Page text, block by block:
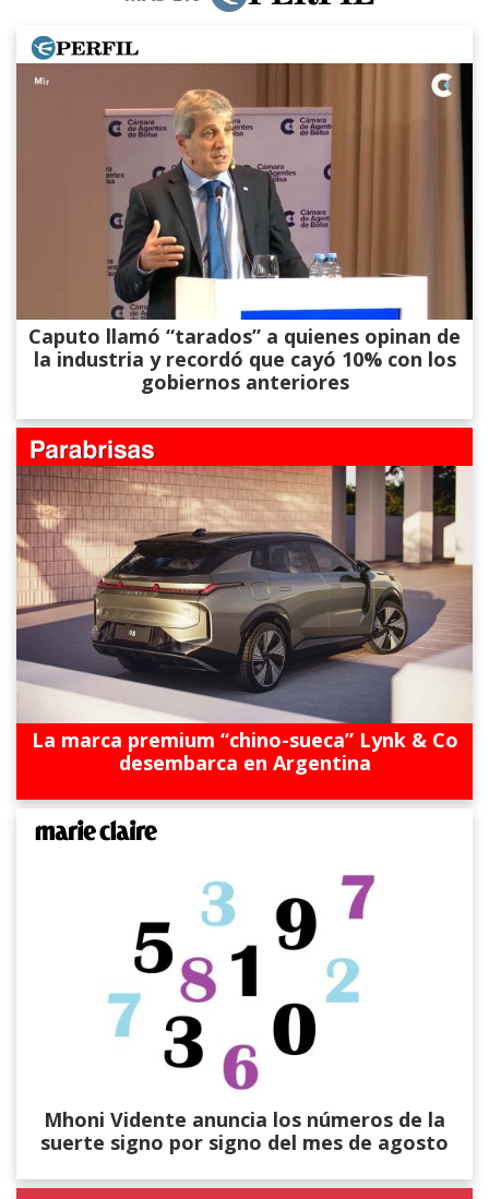
Caputo llamó “tarados” a quienes opinan de
la industria y recordó que cayó 10% con los
gobiernos anteriores
La marca premium “chino-sueca” Lynk & Co
desembarca en Argentina
Mhoni Vidente anuncia los números de la
suerte signo por signo del mes de agosto